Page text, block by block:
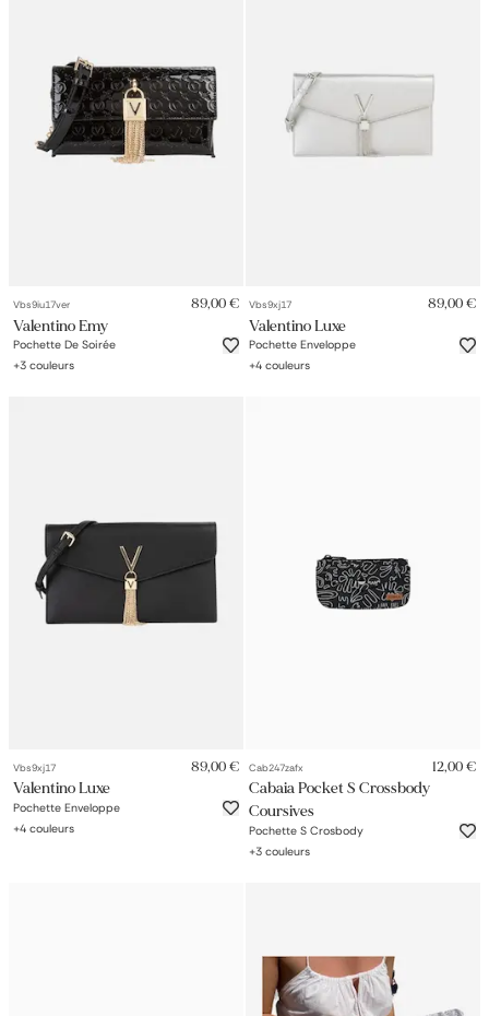
Vbs9iu17ver 89,00 €
Valentino Emy
Pochette De Soirée
+3 couleurs
Vbs9xj17 89,00 €
Valentino Luxe
Pochette Enveloppe
+4 couleurs
Vbs9xj17 89,00 €
Valentino Luxe
Pochette Enveloppe
+4 couleurs
Cab247zafx 12,00 €
Cabaia Pocket S Crossbody
Coursives
Pochette S Crosbody
+3 couleurs